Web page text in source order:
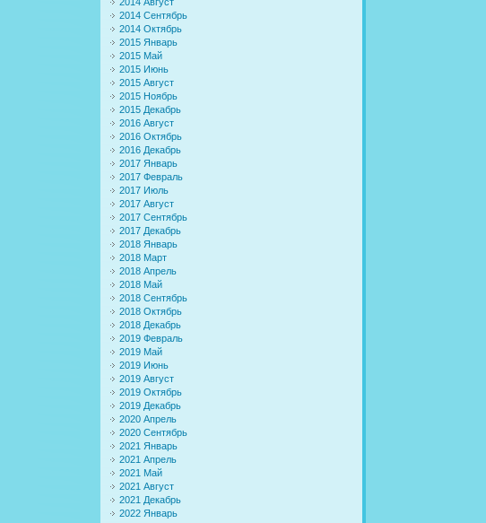
2014 Сентябрь
2014 Октябрь
2015 Январь
2015 Май
2015 Июнь
2015 Август
2015 Ноябрь
2015 Декабрь
2016 Август
2016 Октябрь
2016 Декабрь
2017 Январь
2017 Февраль
2017 Июль
2017 Август
2017 Сентябрь
2017 Декабрь
2018 Январь
2018 Март
2018 Апрель
2018 Май
2018 Сентябрь
2018 Октябрь
2018 Декабрь
2019 Февраль
2019 Май
2019 Июнь
2019 Август
2019 Октябрь
2019 Декабрь
2020 Апрель
2020 Сентябрь
2021 Январь
2021 Апрель
2021 Май
2021 Август
2021 Декабрь
2022 Январь